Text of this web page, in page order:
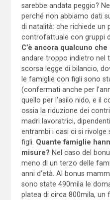
sarebbe andata peggio?
perché non abbiamo dati
di natalità: che richiede un
controfattuale con gruppi
C’è ancora qualcuno
andare troppo indietro nel
scorsa legge di bilancio,
le famiglie con figli sono
(confermati anche per
quello per l’asilo nido, e il
ossia la riduzione dei
madri lavoratrici,
entrambi i casi ci si rivolge
figli. Quante famiglie
misure? Nel caso del
meno di un terzo delle
anni d’età. Al bonus
sono state 490mila le
platea di circa 800mila, un